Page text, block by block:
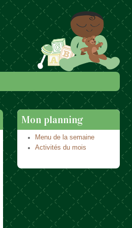
Mon planning
Menu de la semaine
Activités du mois